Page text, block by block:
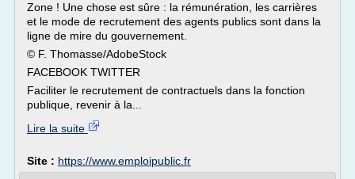
Zone ! Une chose est sûre : la rémunération, les carrières
et le mode de recrutement des agents publics sont dans la
ligne de mire du gouvernement.
© F. Thomasse/AdobeStock
FACEBOOK TWITTER
Faciliter le recrutement de contractuels dans la fonction
publique, revenir à la...
Lire la suite
Site : https://www.emploipublic.fr